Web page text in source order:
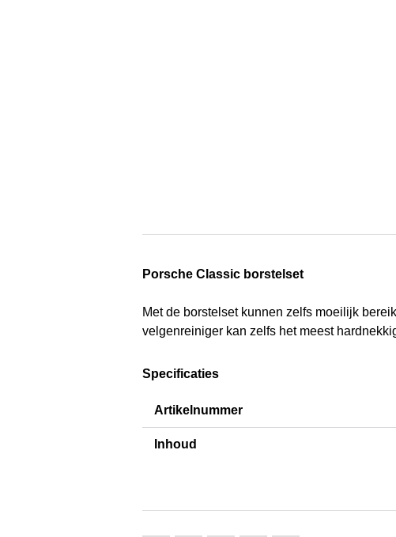
Porsche Classic borstelset
Met de borstelset kunnen zelfs moeilijk
velgenreiniger kan zelfs het meest
Specificaties
Artikelnummer
Inhoud